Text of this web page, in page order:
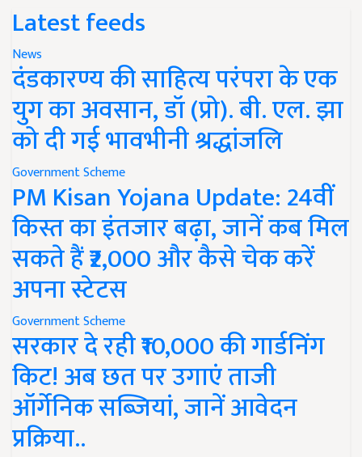
Latest feeds
News
दंडकारण्य की साहित्य परंपरा के एक
युग का अवसान, डॉ (प्रो). बी. एल. झा
को दी गई भावभीनी श्रद्धांजलि
Government Scheme
PM Kisan Yojana Update: 24वीं
किस्त का इंतजार बढ़ा, जानें कब मिल
सकते हैं ₹2,000 और कैसे चेक करें
अपना स्टेटस
Government Scheme
सरकार दे रही ₹10,000 की गार्डनिंग
किट! अब छत पर उगाएं ताजी
ऑर्गेनिक सब्जियां, जानें आवेदन
प्रक्रिया..